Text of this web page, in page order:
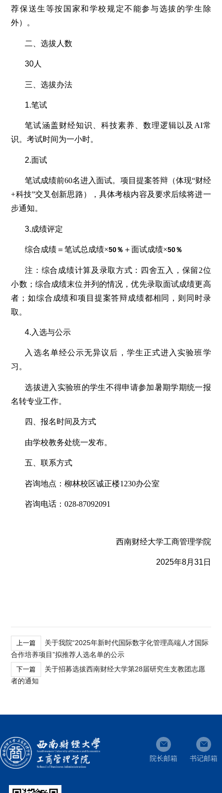
荐保送生等按国家和学校规定不能参与选拔的学生除
外）。
二、选拔人数
30人
三、选拔办法
1.笔试
笔试涵盖财经知识、科技素养、数理逻辑以及AI常
识。考试时间为一小时。
2.面试
笔试成绩前60名进入面试。项目提案答辩（体现“财经
+科技”交叉创新思路），具体考核内容及要求后续将进一
步通知。
3.成绩评定
综合成绩＝笔试总成绩×50％ ＋面试成绩×50％
注：综合成绩计算及录取方式：四舍五入，保留2位
小数；综合成绩末位并列的情况，优先录取面试成绩更高
者；如综合成绩和项目提案答辩成绩都相同，则同时录
取。
4.入选与公示
入选名单经公示无异议后，学生正式进入实验班学
习。
选拔进入实验班的学生不得申请参加暑期学期统一报
名转专业工作。
四、报名时间及方式
由学校教务处统一发布。
五、联系方式
咨询地点：柳林校区诚正楼1230办公室
咨询电话：028-87092091
西南财经大学工商管理学院
2025年8月31日
上一篇
关于我院“2025年新时代国际数字化管理高端人才国际
合作培养项目”拟推荐人选名单的公示
下一篇
关于招募选拔西南财经大学第28届研究生支教团志愿
者的通知
院长邮箱 书记邮箱